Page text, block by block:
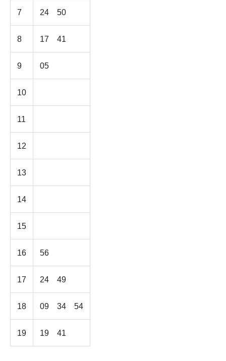
7 24 50
8 17 41
9 05
10
11
12
13
14
15
16 56
17 24 49
18 09 34 54
19 19 41